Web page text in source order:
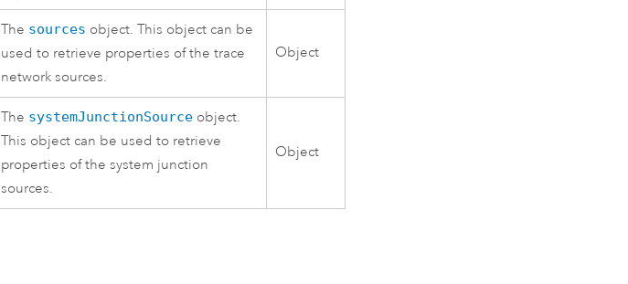
The sources object. This object can be
used to retrieve properties of the trace
network sources.
Object
The systemJunctionSource object.
This object can be used to retrieve
properties of the system junction
sources.
Object